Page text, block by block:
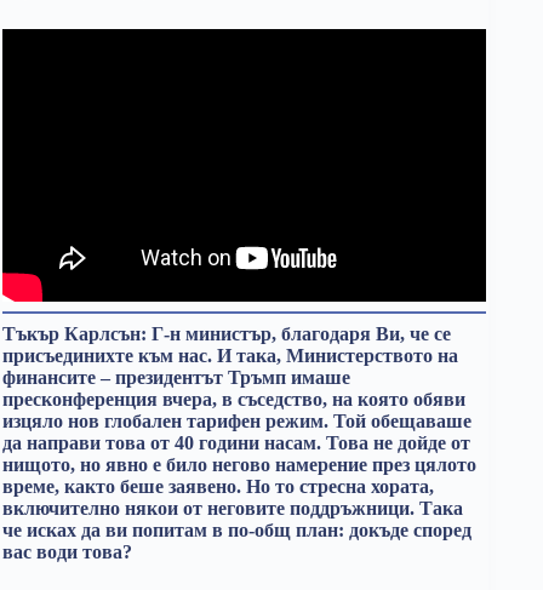
Тъкър Карлсън: Г-н министър, благодаря Ви, че се
присъединихте към нас. И така, Министерството на
финансите – президентът Тръмп имаше
пресконференция вчера, в съседство, на която обяви
изцяло нов глобален тарифен режим. Той обещаваше
да направи това от 40 години насам. Това не дойде от
нищото, но явно е било негово намерение през цялото
време, както беше заявено. Но то стресна хората,
включително някои от неговите поддръжници. Така
че исках да ви попитам в по-общ план: докъде според
вас води това?